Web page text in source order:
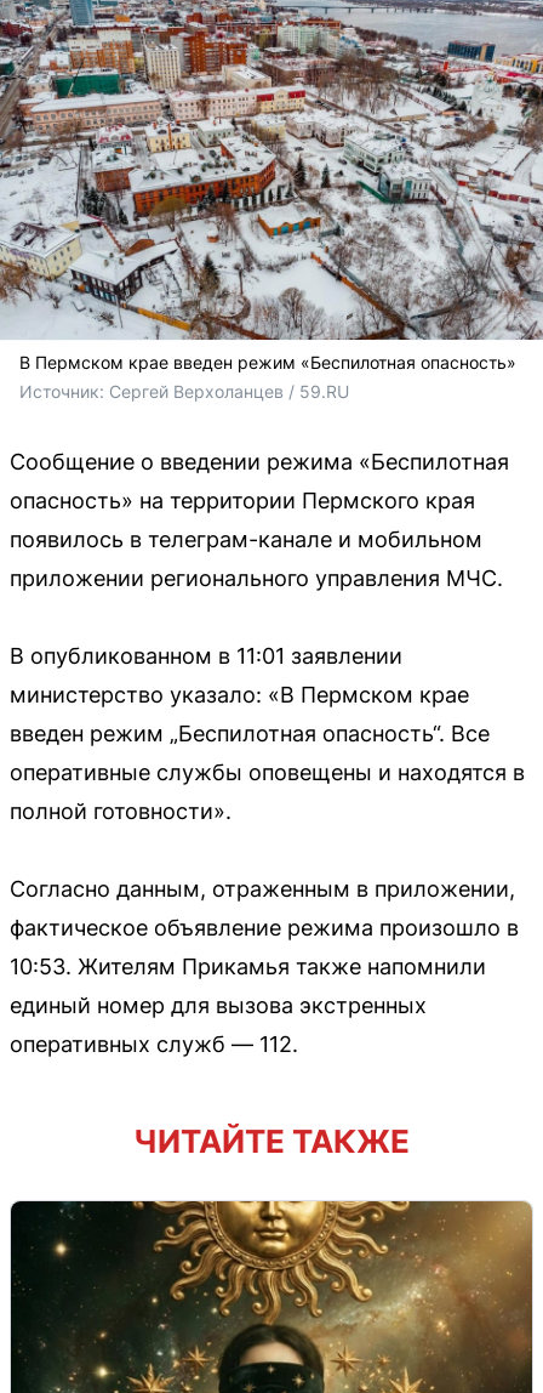
В Пермском крае введен режим «Беспилотная опасность»
Источник: Сергей Верхоланцев / 59.RU
Сообщение о введении режима «Беспилотная
опасность» на территории Пермского края
появилось в телеграм-канале и мобильном
приложении регионального управления МЧС.
В опубликованном в 11:01 заявлении
министерство указало: «В Пермском крае
введен режим „Беспилотная опасность“. Все
оперативные службы оповещены и находятся в
полной готовности».
Согласно данным, отраженным в приложении,
фактическое объявление режима произошло в
10:53. Жителям Прикамья также напомнили
единый номер для вызова экстренных
оперативных служб — 112.
ЧИТАЙТЕ ТАКЖЕ